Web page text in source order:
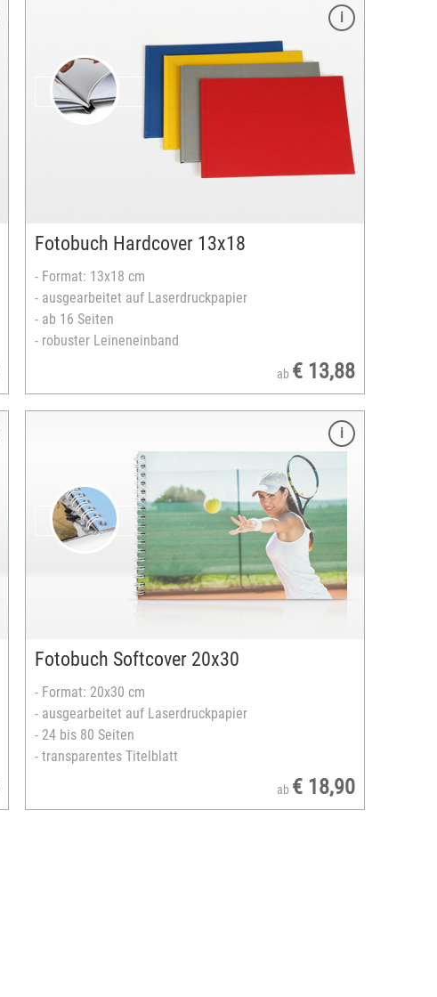
Fotobuch Hardcover 13x18
- Format: 13x18 cm
- ausgearbeitet auf Laserdruckpapier
- ab 16 Seiten
- robuster Leineneinband
ab € 13,88
Fotobuch Softcover 20x30
- Format: 20x30 cm
- ausgearbeitet auf Laserdruckpapier
- 24 bis 80 Seiten
- transparentes Titelblatt
ab € 18,90